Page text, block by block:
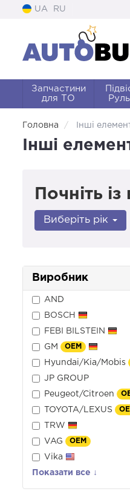
UA RU
Запчастини
для ТО
Головна Інші
Інші
Почніть
Виберіть рік
Виробник
AND
BOSCH
FEBI BILSTEIN
GM OEM
Hyundai/Kia/Mobis
JP GROUP
Peugeot/Citroen
TOYOTA/LEXUS
TRW
VAG OEM
Vika
Показати все ↓